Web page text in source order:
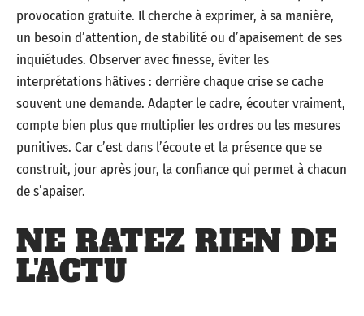
provocation gratuite. Il cherche à exprimer, à sa manière,
un besoin d’attention, de stabilité ou d’apaisement de ses
inquiétudes. Observer avec finesse, éviter les
interprétations hâtives : derrière chaque crise se cache
souvent une demande. Adapter le cadre, écouter vraiment,
compte bien plus que multiplier les ordres ou les mesures
punitives. Car c’est dans l’écoute et la présence que se
construit, jour après jour, la confiance qui permet à chacun
de s’apaiser.
NE RATEZ RIEN DE
L'ACTU